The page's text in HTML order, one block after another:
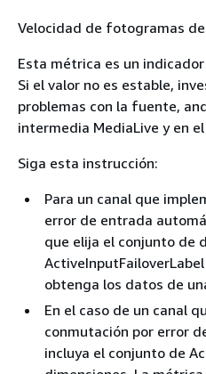
Velocidad de fotogramas
Esta métrica es un
Si el valor no es estable,
problemas con la fuente,
intermedia MediaLive y en
Siga esta instrucción:
Para un canal que
error de entrada
que elija el conjunto de
obtenga los datos de
En el caso de un canal
conmutación por error
incluya el conjunto de